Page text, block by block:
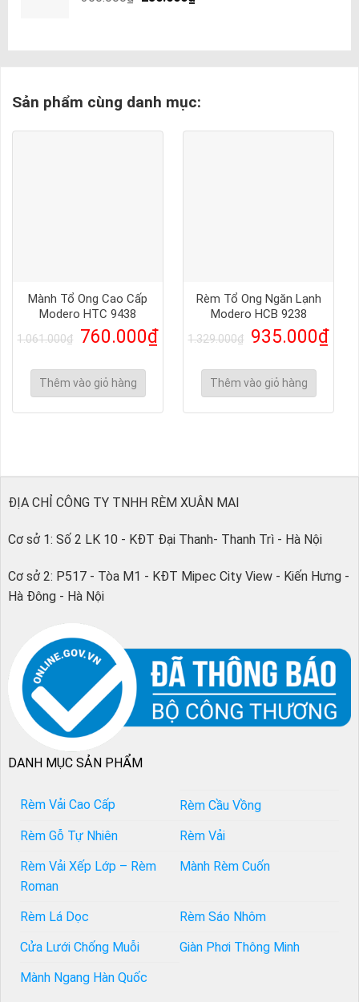
Sản phẩm cùng danh mục:
Mành Tổ Ong Cao Cấp
Modero HTC 9438
1.061.000₫ 760.000₫
Thêm vào giỏ hàng
Rèm Tổ Ong Ngăn Lạnh
Modero HCB 9238
1.329.000₫ 935.000₫
Thêm vào giỏ hàng
ĐỊA CHỈ CÔNG TY TNHH RÈM XUÂN MAI
Cơ sở 1: Số 2 LK 10 - KĐT Đại Thanh- Thanh Trì - Hà Nội
Cơ sở 2: P517 - Tòa M1 - KĐT Mipec City View - Kiến Hưng -
Hà Đông - Hà Nội
DANH MỤC SẢN PHẨM
Rèm Vải Cao Cấp
Rèm Cầu Vồng
Rèm Gỗ Tự Nhiên
Rèm Vải
Rèm Vải Xếp Lớp – Rèm
Roman
Mành Rèm Cuốn
Rèm Lá Dọc
Rèm Sáo Nhôm
Cửa Lưới Chống Muỗi
Giàn Phơi Thông Minh
Mành Ngang Hàn Quốc